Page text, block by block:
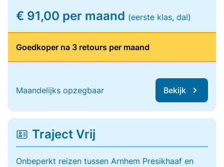
€ 91,00 per maand (eerste klas, dal)
Goedkoper na 3 retours per maand
Maandelijks opzegbaar Bekijk
Traject Vrij
Onbeperkt reizen tussen Arnhem Presikhaaf en